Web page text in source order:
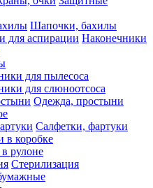
Шапочки, бахилы
Наконечники
для пылесоса
для слюноотсоса
Одежда, простыни
Салфетки, фартуки
в коробке
рулоне
Стерилизация